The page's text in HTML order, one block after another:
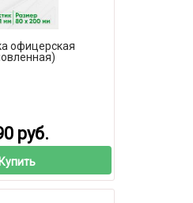
офицерская
руб.
Купить